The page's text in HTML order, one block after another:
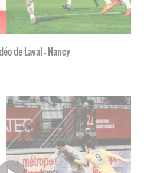
de Laval - Nancy